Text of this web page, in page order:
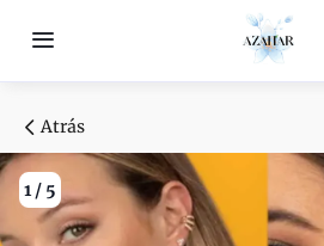
Atrás
1/ 5